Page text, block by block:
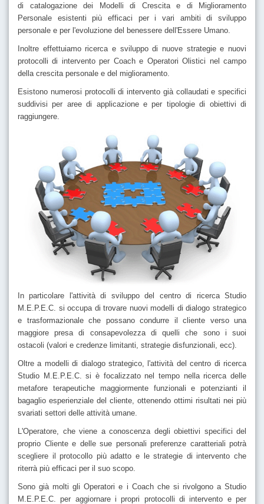
di catalogazione dei Modelli di Crescita e di Miglioramento
Personale esistenti più efficaci per i vari ambiti di sviluppo
personale e per l'evoluzione del benessere dell'Essere Umano.
Inoltre effettuiamo ricerca e sviluppo di nuove strategie e nuovi
protocolli di intervento per Coach e Operatori Olistici nel campo
della crescita personale e del miglioramento.
Esistono numerosi protocolli di intervento già collaudati e specifici
suddivisi per aree di applicazione e per tipologie di obiettivi di
raggiungere.
In particolare l'attività di sviluppo del centro di ricerca Studio
M.E.P.E.C. si occupa di trovare nuovi modelli di dialogo strategico
e trasformazionale che possano condurre il cliente verso una
maggiore presa di consapevolezza di quelli che sono i suoi
ostacoli (valori e credenze limitanti, strategie disfunzionali, ecc).
Oltre a modelli di dialogo strategico, l'attività del centro di ricerca
Studio M.E.P.E.C. si è focalizzato nel tempo nella ricerca delle
metafore terapeutiche maggiormente funzionali e potenzianti il
bagaglio esperienziale del cliente, ottenendo ottimi risultati nei più
svariati settori delle attività umane.
L'Operatore, che viene a conoscenza degli obiettivi specifici del
proprio Cliente e delle sue personali preferenze caratteriali potrà
scegliere il protocollo più adatto e le strategie di intervento che
riterrà più efficaci per il suo scopo.
Sono già molti gli Operatori e i Coach che si rivolgono a Studio
M.E.P.E.C. per aggiornare i propri protocolli di intervento e per